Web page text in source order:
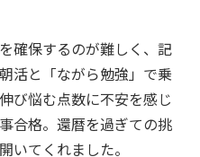
確保するのが難しく、記
活と「ながら勉強」で乗
び悩む点数に不安を感じ
合格。還暦を過ぎての挑
いてくれました。